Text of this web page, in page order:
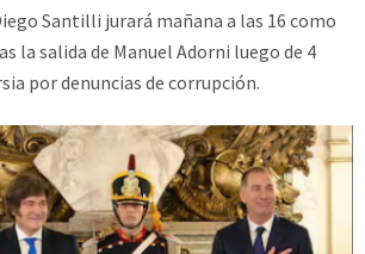
Santilli jurará mañana a las 16 como
la salida de Manuel Adorni luego de 4
por denuncias de corrupción.